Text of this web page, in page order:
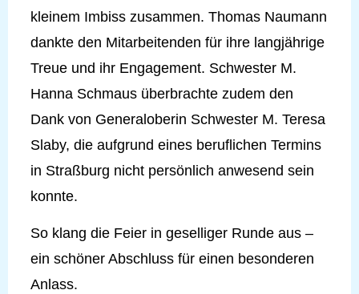
kleinem Imbiss zusammen. Thomas Naumann
dankte den Mitarbeitenden für ihre langjährige
Treue und ihr Engagement. Schwester M.
Hanna Schmaus überbrachte zudem den
Dank von Generaloberin Schwester M. Teresa
Slaby, die aufgrund eines beruflichen Termins
in Straßburg nicht persönlich anwesend sein
konnte.
So klang die Feier in geselliger Runde aus –
ein schöner Abschluss für einen besonderen
Anlass.